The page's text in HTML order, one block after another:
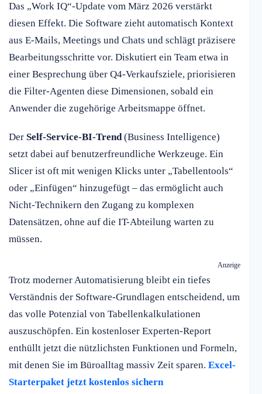
Das „Work IQ“-Update vom März 2026 verstärkt
diesen Effekt. Die Software zieht automatisch Kontext
aus E-Mails, Meetings und Chats und schlägt präzisere
Bearbeitungsschritte vor. Diskutiert ein Team etwa in
einer Besprechung über Q4-Verkaufsziele, priorisieren
die Filter-Agenten diese Dimensionen, sobald ein
Anwender die zugehörige Arbeitsmappe öffnet.
Der Self-Service-BI-Trend(Business Intelligence)
setzt dabei auf benutzerfreundliche Werkzeuge. Ein
Slicer ist oft mit wenigen Klicks unter „Tabellentools“
oder „Einfügen“ hinzugefügt – das ermöglicht auch
Nicht-Technikern den Zugang zu komplexen
Datensätzen, ohne auf die IT-Abteilung warten zu
müssen.
Anzeige
Trotz moderner Automatisierung bleibt ein tiefes
Verständnis der Software-Grundlagen entscheidend, um
das volle Potenzial von Tabellenkalkulationen
auszuschöpfen. Ein kostenloser Experten-Report
enthüllt jetzt die nützlichsten Funktionen und Formeln,
mit denen Sie im Büroalltag massiv Zeit sparen. Excel-
Starterpaket jetzt kostenlos sichern